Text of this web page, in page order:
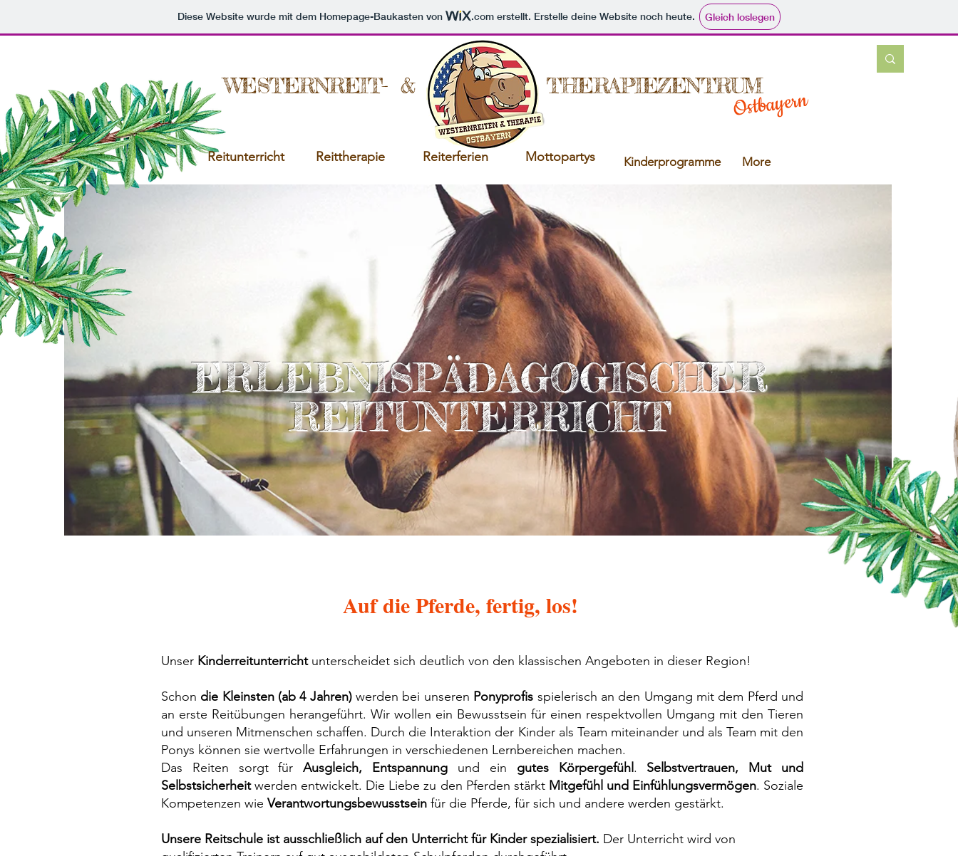
Diese Website wurde mit dem Homepage-Baukasten von .com erstellt. Erstelle deine Website noch heute. Gleich loslegen
WESTERNREIT- &
Reittherapie
Reitunterricht
THERAPIEZENTRUM
Kinderprogramme More
Ostbayern
Reiterferien Mottopartys
ERLEBNISPÄDAGOGISCHER
REITUNTERRICHT
Auf die Pferde, fertig, los!
Unser Kinderreitunterrichtunterscheidet sich deutlich von den klassischen Angeboten in dieser Region!
Schon die Kleinsten (ab 4 Jahren)werden bei unseren Ponyprofis spielerisch an den Umgang mit dem Pferd und
an erste Reitübungen herangeführt. Wir wollen ein Bewusstsein für einen respektvollen Umgang mit den Tieren
und unseren Mitmenschen schaffen. Durch die Interaktion der Kinder als Team miteinander und als Team mit den
Ponys können sie wertvolle Erfahrungen in verschiedenen Lernbereichen machen.​
Das Reiten sorgt fürAusgleich, Entspannung und ein gutes Körpergefühl . Selbstvertrauen, Mut und
Selbstsicherheitwerden entwickelt. Die Liebe zu den Pferden stärkt Mitgefühl und Einfühlungsvermögen. Soziale
Kompetenzen wie Verantwortungsbewusstsein für die Pferde, für sich und andere werden gestärkt.
Unsere Reitschule ist ausschließlich auf den Unterricht für Kinder spezialisiert. Der Unterricht wird von